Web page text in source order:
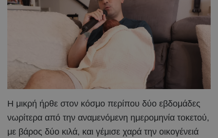
Η μικρή ήρθε στον κόσμο περίπου δύο εβδομάδες
νωρίτερα από την αναμενόμενη ημερομηνία τοκετού,
με βάρος δύο κιλά, και γέμισε χαρά την οικογένειά